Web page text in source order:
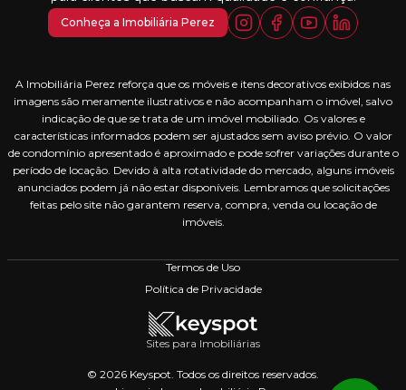
Conheça a Imobiliária Perez
A Imobiliária Perez reforça que os móveis e itens decorativos exibidos nas
imagens são meramente ilustrativos e não acompanham o imóvel, salvo
indicação de que se trata de um imóvel mobiliado. Os valores e
características informados podem ser ajustados sem aviso prévio. O valor
de condomínio apresentado é aproximado e pode sofrer variações durante o
período de locação. Devido à alta rotatividade do mercado, alguns imóveis
anunciados podem já não estar disponíveis. Lembramos que solicitações
feitas pelo site não garantem reserva, compra, venda ou locação de
imóveis.
Termos de Uso
Política de Privacidade
Sites para Imobiliárias
© 2026 Keyspot. Todos os direitos reservados.